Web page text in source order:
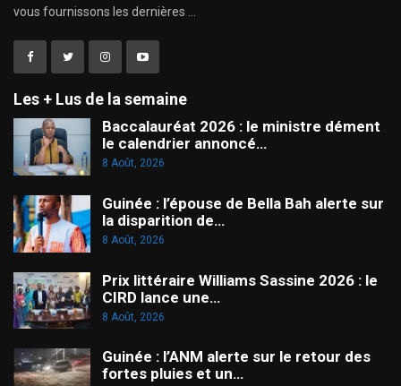
vous fournissons les dernières ...
Les + Lus de la semaine
Baccalauréat 2026 : le ministre dément
le calendrier annoncé…
8 Août, 2026
Guinée : l’épouse de Bella Bah alerte sur
la disparition de…
8 Août, 2026
Prix littéraire Williams Sassine 2026 : le
CIRD lance une…
8 Août, 2026
Guinée : l’ANM alerte sur le retour des
fortes pluies et un…